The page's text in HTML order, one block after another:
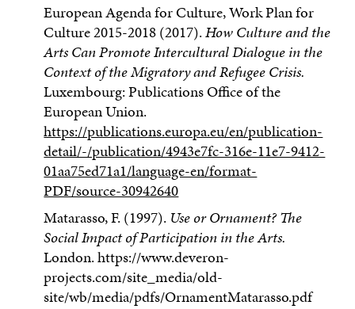
European Agenda for Culture, Work Plan for
Culture 2015-2018 (2017).How Culture and the
Arts Can Promote Intercultural Dialogue in the
Context of the Migratory and Refugee Crisis.
Luxembourg: Publications Office of the
European Union.
https://publications.europa.eu/en/publication-
detail/-/publication/4943e7fc-316e-11e7-9412-
01aa75ed71a1/language-en/format-
PDF/source-30942640
Matarasso, F. (1997). Use or Ornament? The
Social Impact of Participation in the Arts.
London. https://www.deveron-
projects.com/site_media/old-
site/wb/media/pdfs/OrnamentMatarasso.pdf